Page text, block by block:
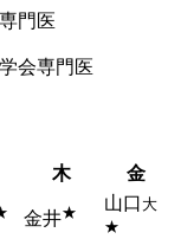
門医
会専門医
木 金
金井★ 山口 大
★